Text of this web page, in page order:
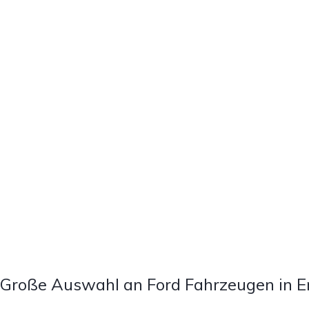
Große Auswahl an Ford Fahrzeugen in